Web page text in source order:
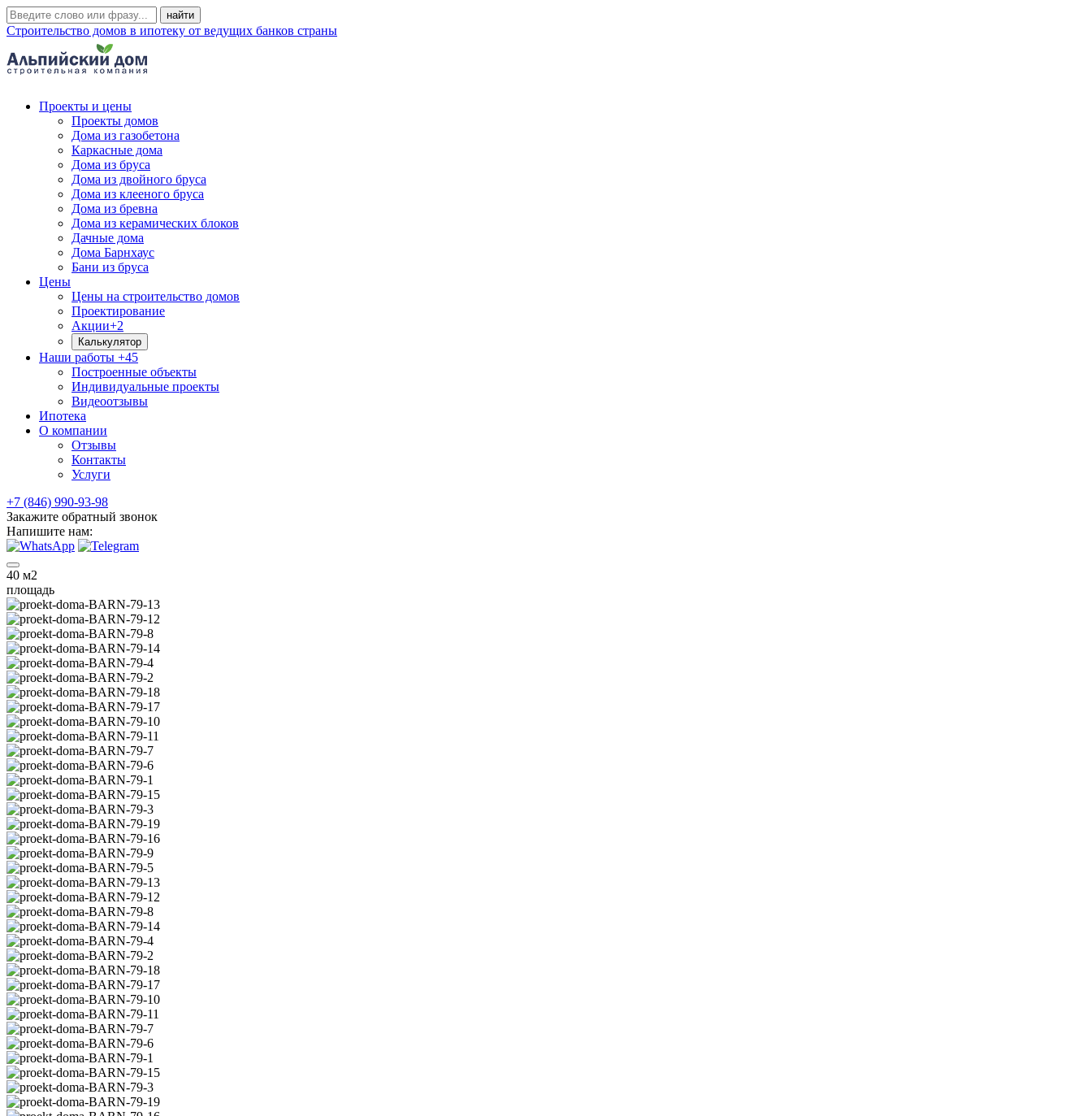
Строительство домов в ипотеку от ведущих банков страны
Проекты и цены
Проекты домов
Дома из газобетона
Каркасные дома
Дома из бруса
Дома из двойного бруса
Дома из клееного бруса
Дома из бревна
Дома из керамических блоков
Дачные дома
Дома Барнхаус
Бани из бруса
Цены
Цены на строительство домов
Проектирование
Акции+2
Калькулятор
Наши работы +45
Построенные объекты
Индивидуальные проекты
Видеоотзывы
Ипотека
О компании
Отзывы
Контакты
Услуги
+7 (846) 990-93-98
Закажите обратный звонок
Напишите нам:
40 м2
площадь